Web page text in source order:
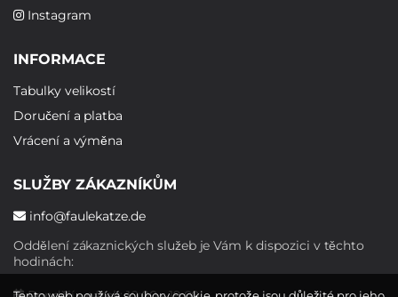
Instagram
INFORMACE
Tabulky velikostí
Doručení a platba
Vrácení a výměna
SLUŽBY ZÁKAZNÍKŮM
info@faulekatze.de
Oddělení zákaznických služeb je Vám k dispozici v těchto
hodinách: